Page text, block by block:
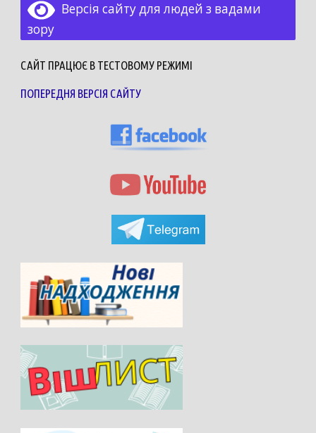
Версія сайту для людей з вадами
зору
САЙТ ПРАЦЮЄ В ТЕСТОВОМУ РЕЖИМІ
ПОПЕРЕДНЯ ВЕРСІЯ САЙТУ